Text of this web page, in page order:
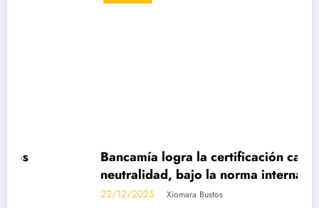
Bancamía logra la certificación carbono
neutralidad, bajo la norma internacional ISO
Xiomara Bustos